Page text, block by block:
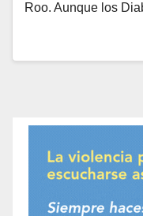
Roo. Aunque los